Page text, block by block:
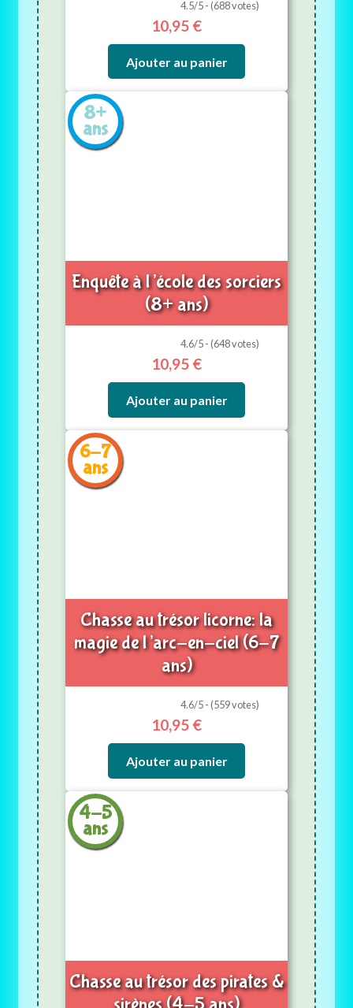
4.5/5 - (688 votes)
10,95 €
Ajouter au panier
8+
ans
Enquête à l’école des sorciers
(8+ ans)
4.6/5 - (648 votes)
10,95 €
Ajouter au panier
6-7
ans
Chasse au trésor licorne: la
magie de l’arc-en-ciel (6-7
ans)
4.6/5 - (559 votes)
10,95 €
Ajouter au panier
4-5
ans
Chasse au trésor des pirates &